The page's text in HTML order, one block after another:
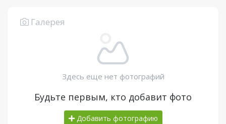
Галерея
Здесь еще нет фотографий
Будьте первым, кто добавит фото
Добавить фотографию